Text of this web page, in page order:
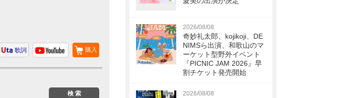
購入
歌詞
2026/08/08
奇妙礼太郎、kojikoji、DE
NIMSら出演、和歌山のマ
ーケット型野外イベント
『PICNIC JAM 2026』早
割チケット発売開始
2026/08/08